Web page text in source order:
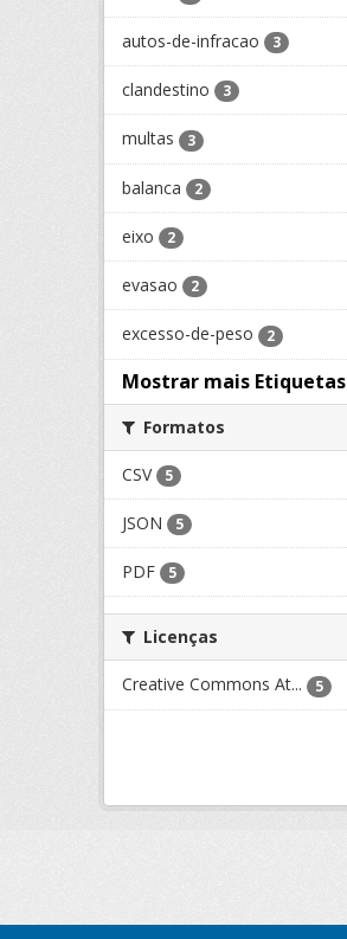
autos-de-infracao 3
clandestino 3
multas 3
balanca 2
eixo 2
evasao 2
excesso-de-peso 2
Mostrar mais Etiquetas
Formatos
CSV 5
JSON 5
PDF 5
Licenças
Creative Commons At... 5